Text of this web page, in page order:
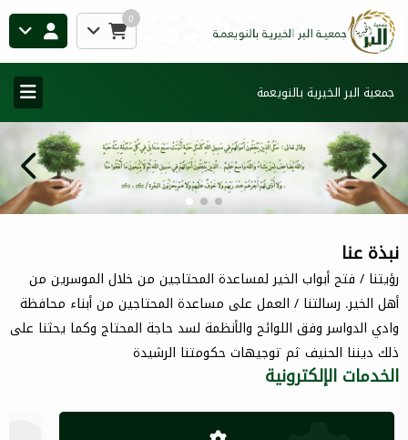
0
جمعية البر الخيرية بالنويعمة
نبذة عنا
رؤيتنا / فتح أبواب الخير لمساعدة المحتاجين من خلال الموسرين من
أهل الخير. رسالتنا / العمل على مساعدة المحتاجين من أبناء محافظة
وادي الدواسر وفق اللوائح والأنظمة لسد حاجة المحتاج وكما يحثنا على
ذلك ديننا الحنيف ثم توجيهات حكومتنا الرشيدة
الخدمات الإلكترونية